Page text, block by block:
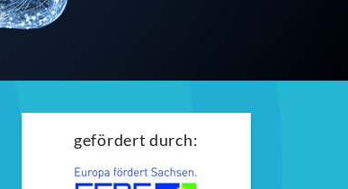
gefördert durch: